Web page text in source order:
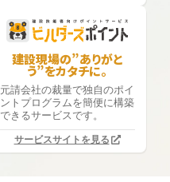
建設現場の”ありがと
う”をカタチに。
元請会社の裁量で独自のポイ
ントプログラムを簡便に構築
できるサービスです。
サービスサイトを見る